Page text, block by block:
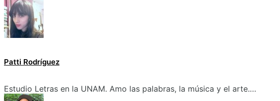
Patti Rodríguez
Estudio Letras en la UNAM. Amo las palabras, la música y el arte.…